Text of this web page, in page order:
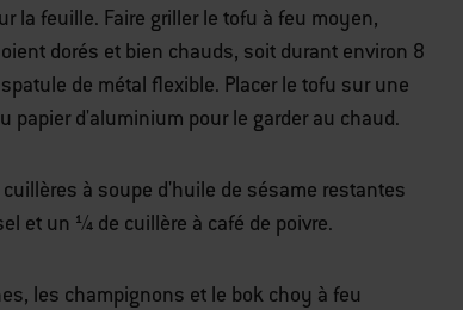
la feuille. Faire griller le tofu à feu moyen,
dorés et bien chauds, soit durant environ 8
de métal flexible. Placer le tofu sur une
papier d'aluminium pour le garder au chaud.
à soupe d'huile de sésame restantes
et un ¼ de cuillère à café de poivre.
les champignons et le bok choy à feu